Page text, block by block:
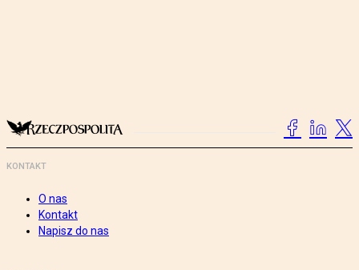
KONTAKT
O nas
Kontakt
Napisz do nas